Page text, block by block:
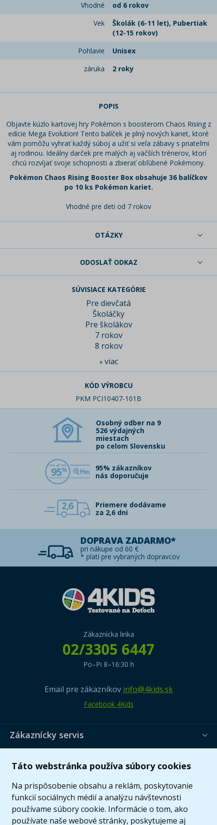
Táto webstránka používa súbory cookies
Na prispôsobenie obsahu a reklám, poskytovanie
funkcií sociálnych médií a analýzu návštevnosti
používame súbory cookie. Informácie o tom, ako
používate naše webové stránky, poskytujeme aj
Vhodné
od 6 rokov
Vek
Školák (6-11 let), Pubertiak
(12-15 rokov)
Pohlavie
Unisex
záruka
2 roky
POPIS
Objavte kúzlo kartovej hry Pokémon s boosterom Chaos Rising z
edície Mega Evolution! Tento balíček je plný nových kariet, ktoré
vám pomôžu vyhrať každý súboj a užiť si veľa zábavy s priateľmi
aj rodinou. Ideálny darček pre malých aj väčších trénerov, ktorí
chcú rozvíjať svoje schopnosti a zbierať obľúbené Pokémony.
Pokémon Chaos Rising Booster Box obsahuje 36 balíčkov
po 10 ks Pokémon kariet.
Vhodné pre deti od 7 rokov
OTÁZKY
ODOSLAŤ ODKAZ
SÚVISIACE KATEGÓRIE
Pre dievčatá
Školáčky
Pre školákov
7 rokov
8 rokov
» viac
KÓD VÝROBCU
PKM PCI10407-101B
Osobný odber na 9
526 výdajných
miestach
po celom Slovensku
95
95% zákazníkov
nás doporučuje
2,6
Priemere dodávame
za 2,6 dni
DOPRAVA ZADARMO*
pri nákupe od 60 €
* platí pre vybraných dopravcov
Zákaznícka linka
02/3305 6447
Po–Pi 8–16:30 h
Email pre zákazníkov info@4kids.sk
Facebook 4Kids
Zákaznícky servis